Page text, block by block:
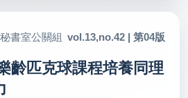
秘書室公關組 vol.13,no.42 | 第04版
齡匹克球課程培養同理